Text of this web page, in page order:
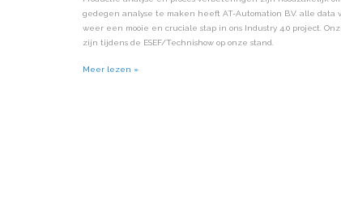
gedegen analyse te maken heeft AT-Automation B.V. alle
weer een mooie en cruciale stap in ons Industry 4.0 project.
zijn tijdens de ESEF/Technishow op onze stand.
Meer lezen »